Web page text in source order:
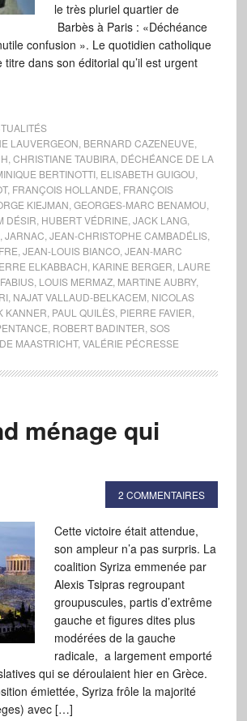
le très pluriel quartier de
Barbès à Paris : «Déchéance
confusion ». Le quotidien catholique
titre dans son éditorial qu’il est urgent
LAUVERGEON BERNARD CAZENEUVE
CHRISTIANE TAUBIRA, DÉCHÉANCE DE LA
BERTINOTTI, ELISABETH GUIGOU
, FRANÇOIS HOLLANDE FRANÇOIS
KIEJMAN GEORGES-MARC BENAMOU
DÉSIR HUBERT VÉDRINE JACK LANG,
JARNAC JEAN-CHRISTOPHE CAMBADÉLIS,
JEAN-LOUIS BIANCO, JEAN-MARC
ELKABBACH KARINE BERGER LAURE
, LOUIS MERMAZ, MARTINE AUBRY,
, NAJAT VALLAUD-BELKACEM NICOLAS
KANNER PAUL QUILÈS, PIERRE FAVIER
ROBERT BADINTER SOS
MAASTRICHT, VALÉRIE PÉCRESSE
ménage qui
2 COMMENTAIRES
Cette victoire était attendue,
son ampleur n’a pas surpris. La
coalition Syriza emmenée par
Alexis Tsipras regroupant
groupuscules, partis d’extrême
gauche et figures dites plus
modérées de la gauche
radicale, a largement emporté
qui se déroulaient hier en Grèce.
émiettée, Syriza frôle la majorité
avec […]